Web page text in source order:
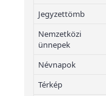
Jegyzettömb
Nemzetközi
ünnepek
Névnapok
Térkép